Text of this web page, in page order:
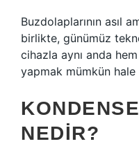
Buzdolaplarının asıl
birlikte, günümüz
cihazla aynı anda
yapmak mümkün hale
NEDIR?